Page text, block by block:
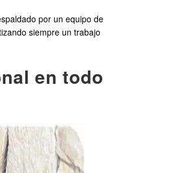
por un equipo de
siempre un trabajo
en todo